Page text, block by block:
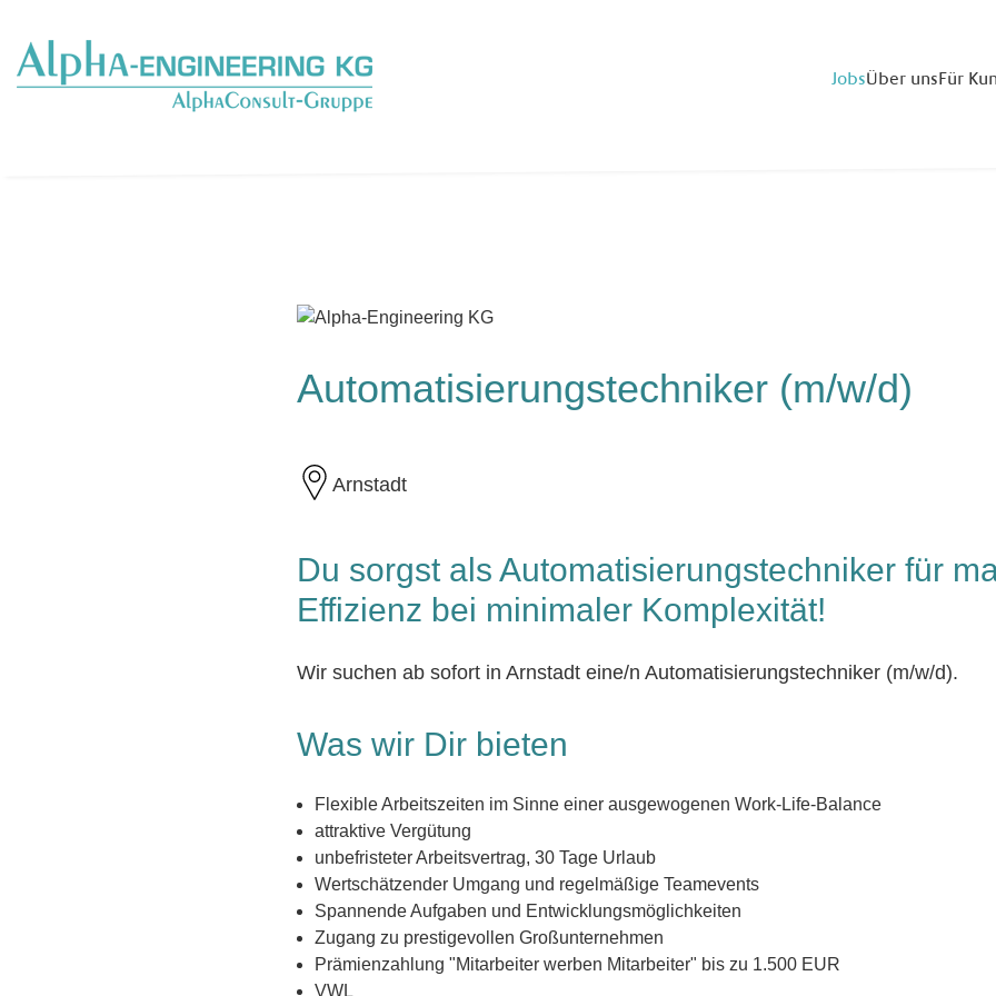
JobsÜber unsFür
Automatisierungstechniker (m/w/d)
Arnstadt
Du sorgst als Automatisierungstechniker für
Effizienz bei minimaler Komplexität!
Wir suchen ab sofort in Arnstadt eine/n Automatisierungstechniker (m/w/d).
Was wir Dir bieten
Flexible Arbeitszeiten im Sinne einer ausgewogenen Work-Life-Balance
attraktive Vergütung
unbefristeter Arbeitsvertrag, 30 Tage Urlaub
Wertschätzender Umgang und regelmäßige Teamevents
Spannende Aufgaben und Entwicklungsmöglichkeiten
Zugang zu prestigevollen Großunternehmen
Prämienzahlung "Mitarbeiter werben Mitarbeiter" bis zu 1.500 EUR
VWL